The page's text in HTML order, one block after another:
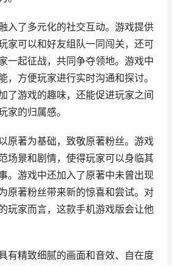
入了多元化的社交互动。游戏提供
家可以和好友组队一同闯关，还可
一起征战，共同争夺领地。游戏中
，方便玩家进行实时沟通和探讨。
了游戏的趣味，还能促进玩家之间
家的归属感。
原著为基础，致敬原著粉丝。游戏
场景和剧情，使得玩家可以身临其
。游戏中还加入了原著中未曾出现
原著粉丝带来新的惊喜和尝试。对
玩家而言，这款手机游戏版会让他
有精致细腻的画面和音效、自在度